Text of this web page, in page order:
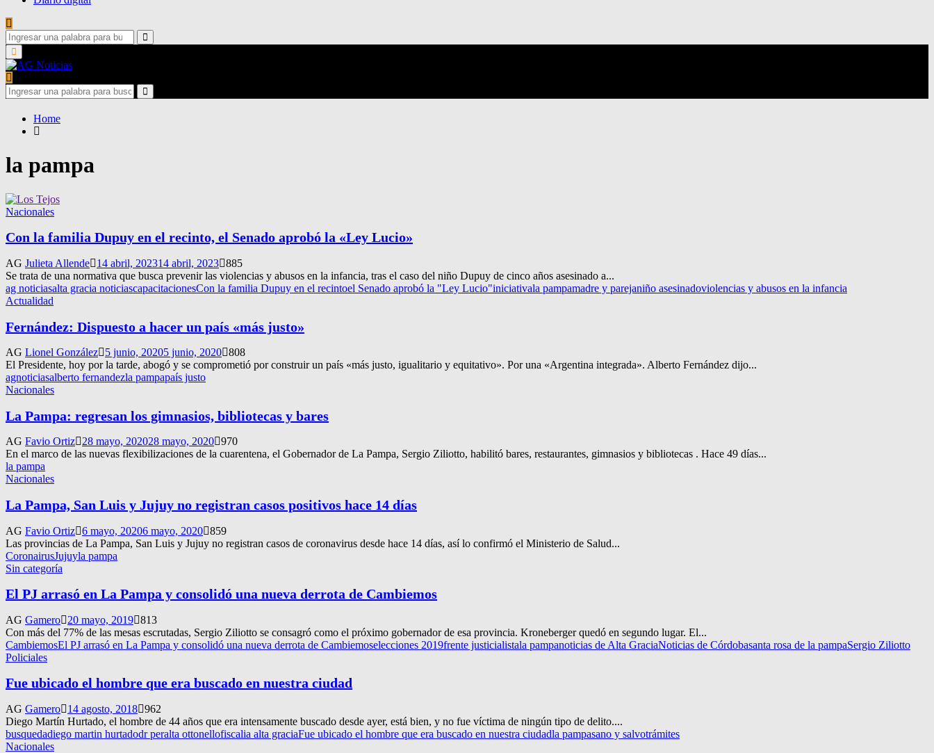
Search
for:
Search
Primary
Menu
Search
for:
Search
Home
la pampa
Nacionales
Con la familia Dupuy en el recinto, el Senado aprobó la «Ley Lucio»
AG Julieta Allende 14 abril, 202314 abril, 2023 885
Se trata de una normativa que busca prevenir las violencias y abusos en la infancia, tras el caso del niño Dupuy de cinco años asesinado a...
ag noticiasalta gracia noticiascapacitacionesCon la familia Dupuy en el recintoel Senado aprobó la "Ley Lucio"iniciativala pampamadre y parejaniño asesinadoviolencias y abusos en la infancia
Actualidad
Fernández: Dispuesto a hacer un país «más justo»
AG Lionel González 5 junio, 20205 junio, 2020 808
El Presidente, hoy por la tarde, abogó y se comprometió por construir un país «más justo, igualitario y equitativo». Por una «Argentina integrada». Alberto Fernández dijo...
agnoticiasalberto fernandezla pampapaís justo
Nacionales
La Pampa: regresan los gimnasios, bibliotecas y bares
AG Favio Ortiz 28 mayo, 202028 mayo, 2020 970
En el marco de las nuevas flexibilizaciones de la cuarentena, el Gobernador de La Pampa, Sergio Ziliotto, habilitó bares, restaurantes, gimnasios y bibliotecas . Hace 49 días...
la pampa
Nacionales
La Pampa, San Luis y Jujuy no registran casos positivos hace 14 días
AG Favio Ortiz 6 mayo, 20206 mayo, 2020 859
Las provincias de La Pampa, San Luis y Jujuy no registran casos de coronavirus desde hace 14 días, así lo confirmó el Ministerio de Salud...
CoronairusJujuyla pampa
Sin categoría
El PJ arrasó en La Pampa y consolidó una nueva derrota de Cambiemos
AG Gamero 20 mayo, 2019 813
Con más del 77% de las mesas escrutadas, Sergio Ziliotto se consagró como el próximo gobernador de esa provincia. Kroneberger quedó en segundo lugar. El...
CambiemosEl PJ arrasó en La Pampa y consolidó una nueva derrota de Cambiemoselecciones 2019frente justicialistala pampanoticias de Alta GraciaNoticias de Córdobasanta rosa de la pampaSergio Ziliotto
Policiales
Fue ubicado el hombre que era buscado en nuestra ciudad
AG Gamero 14 agosto, 2018 962
Diego Martín Hurtado, el hombre de 44 años que era intensamente buscado desde ayer, está bien, y no fue víctima de ningún tipo de delito....
busquedadiego martin hurtadodr peralta ottonellofiscalia alta graciaFue ubicado el hombre que era buscado en nuestra ciudadla pampasano y salvotrámites
Nacionales